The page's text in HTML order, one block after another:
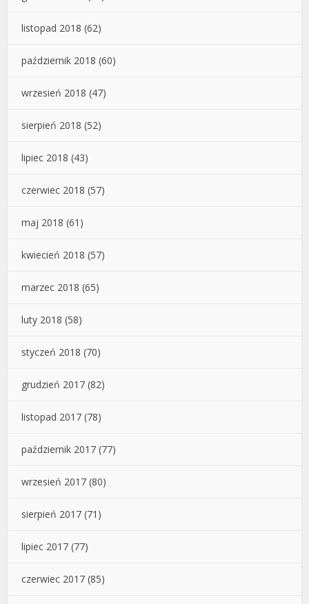
listopad 2018 (62)
październik 2018 (60)
wrzesień 2018 (47)
sierpień 2018 (52)
lipiec 2018 (43)
czerwiec 2018 (57)
maj 2018 (61)
kwiecień 2018 (57)
marzec 2018 (65)
luty 2018 (58)
styczeń 2018 (70)
grudzień 2017 (82)
listopad 2017 (78)
październik 2017 (77)
wrzesień 2017 (80)
sierpień 2017 (71)
lipiec 2017 (77)
czerwiec 2017 (85)